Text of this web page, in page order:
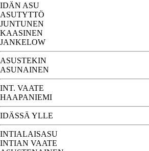
IDÄN ASU
ASUTYTTÖ
JUNTUNEN
KAASINEN
JANKELOW
ASUSTEKIN
ASUNAINEN
INT. VAATE
HAAPANIEMI
IDÄSSÄ YLLE
INTIALAISASU
INTIAN VAATE